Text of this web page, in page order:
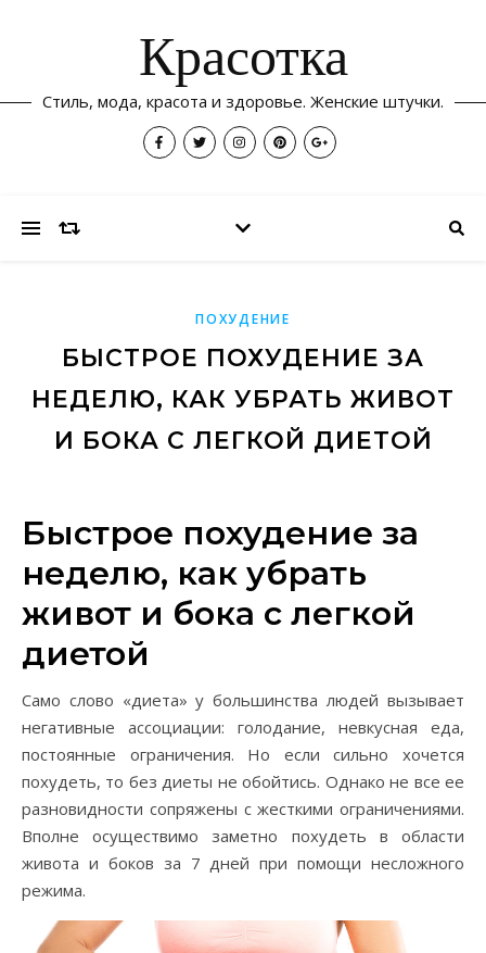
Красотка
Стиль, мода, красота и здоровье. Женские штучки.
ПОХУДЕНИЕ
БЫСТРОЕ ПОХУДЕНИЕ ЗА
НЕДЕЛЮ, КАК УБРАТЬ ЖИВОТ
И БОКА С ЛЕГКОЙ ДИЕТОЙ
Быстрое похудение за
неделю, как убрать
живот и бока с легкой
диетой
Само слово «диета» у большинства людей вызывает
негативные ассоциации: голодание, невкусная еда,
постоянные ограничения. Но если сильно хочется
похудеть, то без диеты не обойтись. Однако не все ее
разновидности сопряжены с жесткими ограничениями.
Вполне осуществимо заметно похудеть в области
живота и боков за 7 дней при помощи несложного
режима.